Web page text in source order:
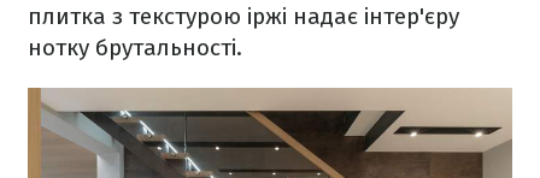
плитка з текстурою іржі надає інтер'єру
нотку брутальності.